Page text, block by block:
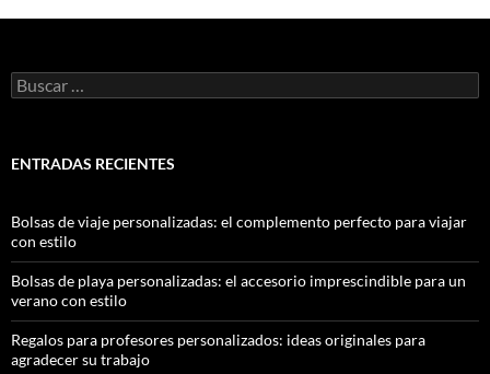
ENTRADAS RECIENTES
Bolsas de viaje personalizadas: el complemento perfecto para viajar
con estilo
Bolsas de playa personalizadas: el accesorio imprescindible para un
verano con estilo
Regalos para profesores personalizados: ideas originales para
agradecer su trabajo